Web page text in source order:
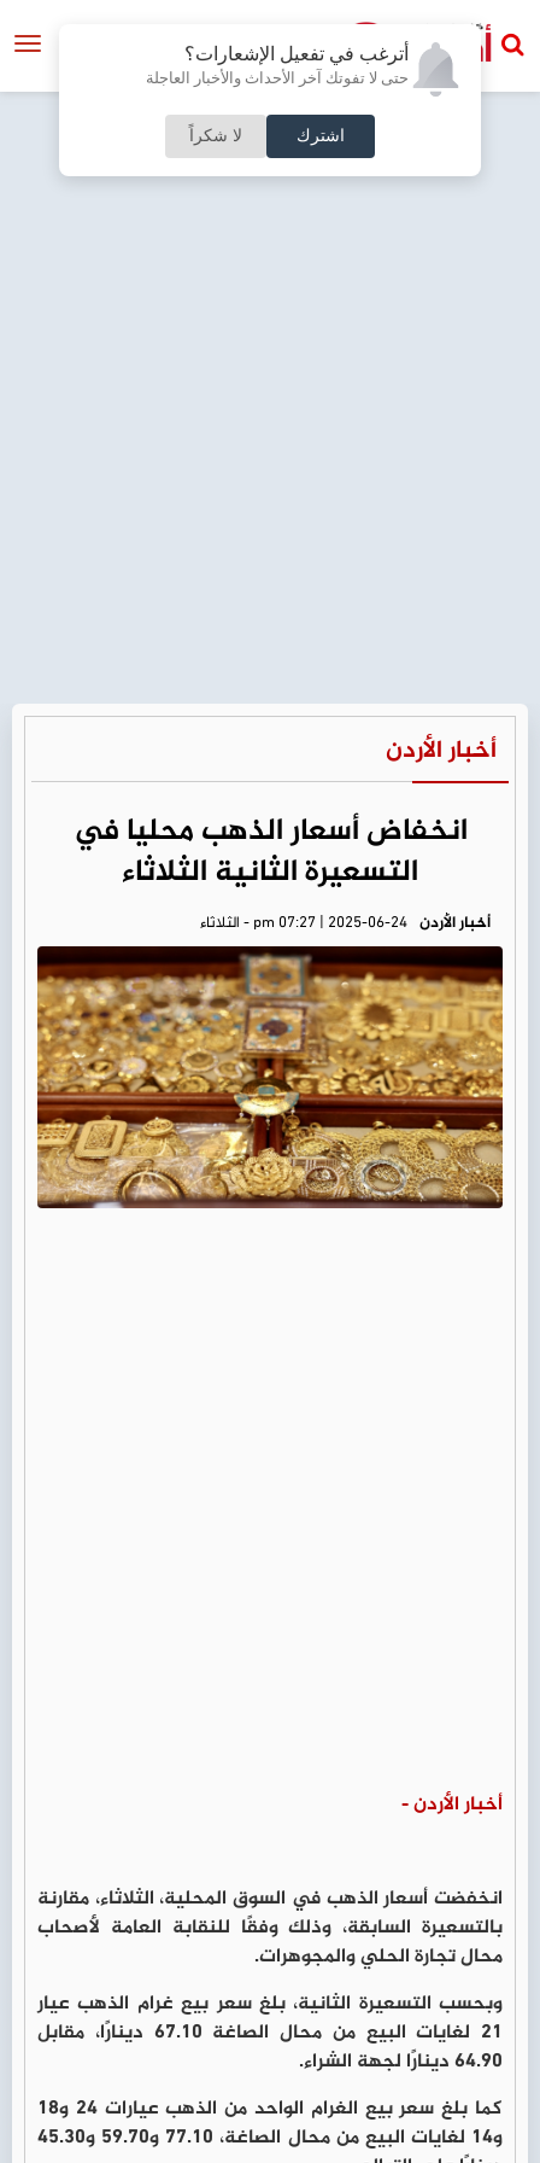
أترغب في تفعيل الإشعارات؟
حتى لا تفوتك آخر الأحداث والأخبار العاجلة
اشترك لا شكراً
أخبار الأردن
انخفاض أسعار الذهب محليا في
التسعيرة الثانية الثلاثاء
أخبار الأردن pm 07:27 | 2025-06-24 - الثلاثاء
أخبار الأردن -
انخفضت أسعار الذهب في السوق المحلية، الثلاثاء، مقارنة
بالتسعيرة السابقة، وذلك وفقًا للنقابة العامة لأصحاب
محال تجارة الحلي والمجوهرات.
وبحسب التسعيرة الثانية، بلغ سعر بيع غرام الذهب عيار
21 لغايات البيع من محال الصاغة 67.10 دينارًا، مقابل
64.90 دينارًا لجهة الشراء.
كما بلغ سعر بيع الغرام الواحد من الذهب عيارات 24 و18
و14 لغايات البيع من محال الصاغة، 77.10 و59.70 و45.30